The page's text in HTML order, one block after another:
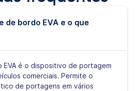
de bordo EVA e o que
EVA é o dispositivo de portagem
comerciais. Permite o
de portagens em vários